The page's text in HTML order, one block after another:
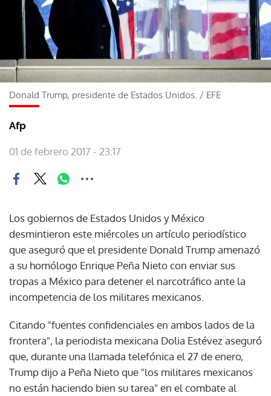
Donald Trump, presidente de Estados Unidos. / EFE
Afp
01 de febrero 2017 - 23:17
Los gobiernos de Estados Unidos y México
desmintieron este miércoles un artículo periodístico
que aseguró que el presidente Donald Trump amenazó
a su homólogo Enrique Peña Nieto con enviar sus
tropas a México para detener el narcotráfico ante la
incompetencia de los militares mexicanos.
Citando "fuentes confidenciales en ambos lados de la
frontera", la periodista mexicana Dolia Estévez aseguró
que, durante una llamada telefónica el 27 de enero,
Trump dijo a Peña Nieto que "los militares mexicanos
no están haciendo bien su tarea" en el combate al